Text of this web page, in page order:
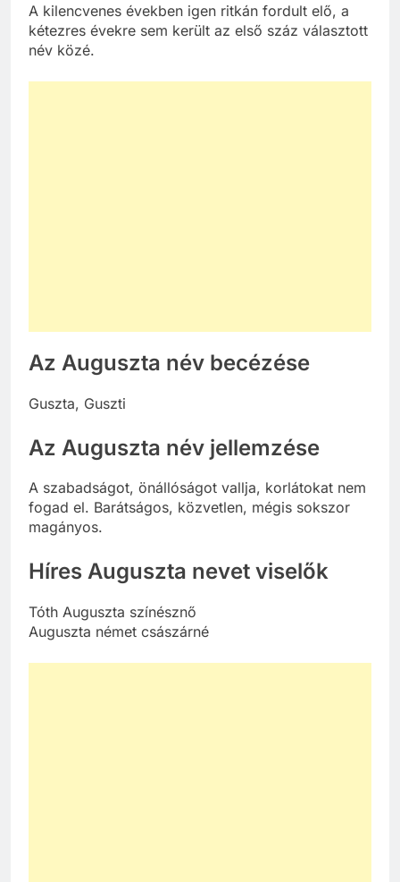
A kilencvenes években igen ritkán fordult elő, a
kétezres évekre sem került az első száz választott
név közé.
Az Auguszta név becézése
Guszta, Guszti
Az Auguszta név jellemzése
A szabadságot, önállóságot vallja, korlátokat nem
fogad el. Barátságos, közvetlen, mégis sokszor
magányos.
Híres Auguszta nevet viselők
Tóth Auguszta színésznő
Auguszta német császárné